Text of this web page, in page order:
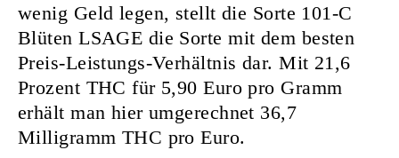
wenig Geld legen, stellt die Sorte 101-C
Blüten LSAGE die Sorte mit dem besten
Preis-Leistungs-Verhältnis dar. Mit 21,6
Prozent THC für 5,90 Euro pro Gramm
erhält man hier umgerechnet 36,7
Milligramm THC pro Euro.